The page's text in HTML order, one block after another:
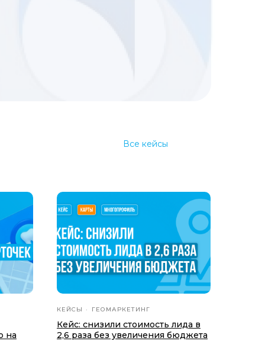
Все кейсы
на
КЕЙСЫ ГЕОМАРКЕТИНГ
Кейс: снизили стоимость лида в
2,6 раза без увеличения бюджета